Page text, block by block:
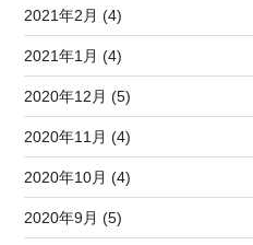
2021年2月 (4)
2021年1月 (4)
2020年12月 (5)
2020年11月 (4)
2020年10月 (4)
2020年9月 (5)